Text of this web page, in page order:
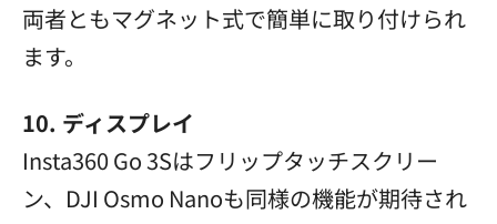
両者ともマグネット式で簡単に取り付けられ
ます。
10. ディスプレイ
Insta360 Go 3Sはフリップタッチスクリー
ン、DJI Osmo Nanoも同様の機能が期待され